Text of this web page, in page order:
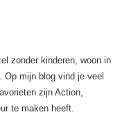
zonder kinderen, woon in
mijn blog vind je veel
zijn Action,
te maken heeft.